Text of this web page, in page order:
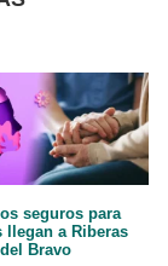
seguros para
llegan a Riberas
del Bravo